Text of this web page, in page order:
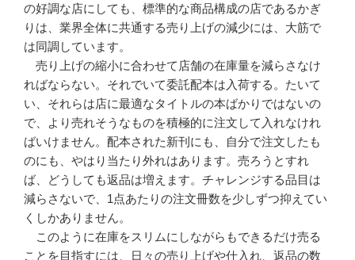
の好調な店にしても、標準的な商品構成の店であるかぎ
りは、業界全体に共通する売り上げの減少には、大筋で
は同調しています。
売り上げの縮小に合わせて店舗の在庫量を減らさなけ
ればならない。それでいて委託配本は入荷する。たいて
い、それらは店に最適なタイトルの本ばかりではないの
で、より売れそうなものを積極的に注文して入れなけれ
ばいけません。配本された新刊にも、自分で注文したも
のにも、やはり当たり外れはあります。売ろうとすれ
ば、どうしても返品は増えます。チャレンジする品目は
減らさないで、1点あたりの注文冊数を少しずつ抑えてい
くしかありません。
このように在庫をスリムにしながらもできるだけ売る
ことを目指すには、日々の売り上げや仕入れ、返品の数